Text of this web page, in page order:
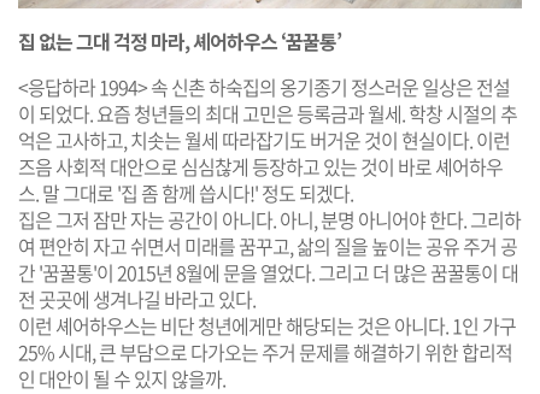
집 없는 그대 걱정 마라, 셰어하우스 ‘꿈꿀통’
<응답하라 1994> 속 신촌 하숙집의 옹기종기 정스러운 일상은 전설
이 되었다. 요즘 청년들의 최대 고민은 등록금과 월세. 학창 시절의 추
억은 고사하고, 치솟는 월세 따라잡기도 버거운 것이 현실이다. 이런
즈음 사회적 대안으로 심심찮게 등장하고 있는 것이 바로 셰어하우
스. 말 그대로 '집 좀 함께 씁시다!' 정도 되겠다.
집은 그저 잠만 자는 공간이 아니다. 아니, 분명 아니어야 한다. 그리하
여 편안히 자고 쉬면서 미래를 꿈꾸고, 삶의 질을 높이는 공유 주거 공
간 '꿈꿀통'이 2015년 8월에 문을 열었다. 그리고 더 많은 꿈꿀통이 대
전 곳곳에 생겨나길 바라고 있다.
이런 셰어하우스는 비단 청년에게만 해당되는 것은 아니다. 1인 가구
25% 시대, 큰 부담으로 다가오는 주거 문제를 해결하기 위한 합리적
인 대안이 될 수 있지 않을까.